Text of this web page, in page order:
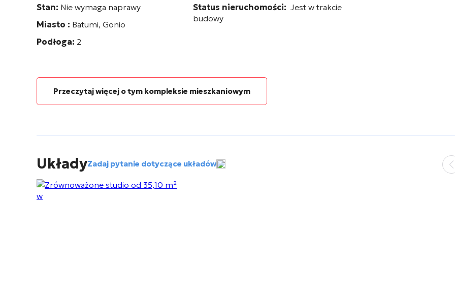
Stan: Nie wymaga naprawy
Miasto : Batumi, Gonio
Podłoga: 2
Status nieruchomości: Jest w trakcie
budowy
Przeczytaj więcej o tym kompleksie mieszkaniowym
UkładyZadaj pytanie dotyczące układów